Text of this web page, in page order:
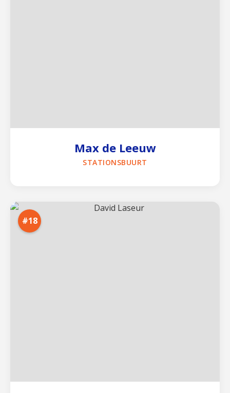
Max de Leeuw
STATIONSBUURT
#18